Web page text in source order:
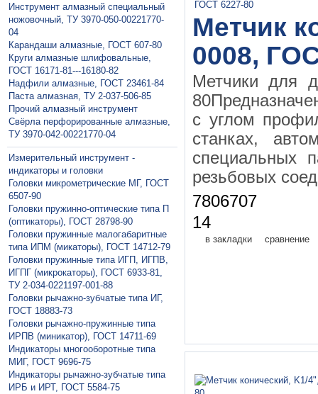
Инструмент алмазный специальный
ножовочный, ТУ 3970-050-00221770-
04
Карандаши алмазные, ГОСТ 607-80
Круги алмазные шлифовальные,
ГОСТ 16171-81---16180-82
Надфили алмазные, ГОСТ 23461-84
Паста алмазная, ТУ 2-037-506-85
Прочий алмазный инструмент
Свёрла перфорированные алмазные,
ТУ 3970-042-00221770-04
Измерительный инструмент -
индикаторы и головки
Головки микрометрические МГ, ГОСТ
6507-90
Головки пружинно-оптические типа П
(оптикаторы), ГОСТ 28798-90
Головки пружинные малогабаритные
типа ИПМ (микаторы), ГОСТ 14712-79
Головки пружинные типа ИГП, ИГПВ,
ИГПГ (микрокаторы), ГОСТ 6933-81,
ТУ 2-034-0221197-001-88
Головки рычажно-зубчатые типа ИГ,
ГОСТ 18883-73
Головки рычажно-пружинные типа
ИРПВ (миникатор), ГОСТ 14711-69
Индикаторы многооборотные типа
МИГ, ГОСТ 9696-75
Индикаторы рычажно-зубчатые типа
ИРБ и ИРТ, ГОСТ 5584-75
Метчик
0008,
Метчики для
с углом
станках,
специальных
резьбовых
7806707
14
в закладки сравнение